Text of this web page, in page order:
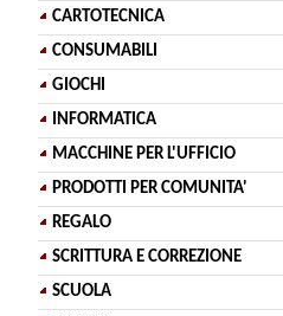
CARTOTECNICA
CONSUMABILI
GIOCHI
INFORMATICA
MACCHINE PER L'UFFICIO
PRODOTTI PER COMUNITA'
REGALO
SCRITTURA E CORREZIONE
SCUOLA